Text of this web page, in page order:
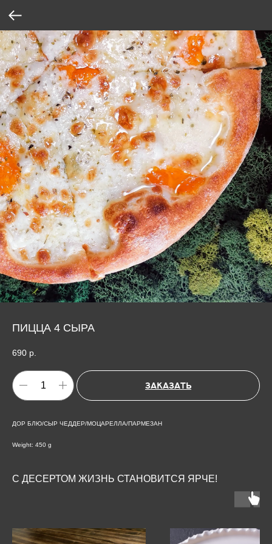
ПИЦЦА 4 СЫРА
690 р.
ЗАКАЗАТЬ
ДОР БЛЮ/СЫР ЧЕДДЕР/МОЦАРЕЛЛА/ПАРМЕЗАН
Weight: 450 g
С ДЕСЕРТОМ ЖИЗНЬ СТАНОВИТСЯ ЯРЧЕ!